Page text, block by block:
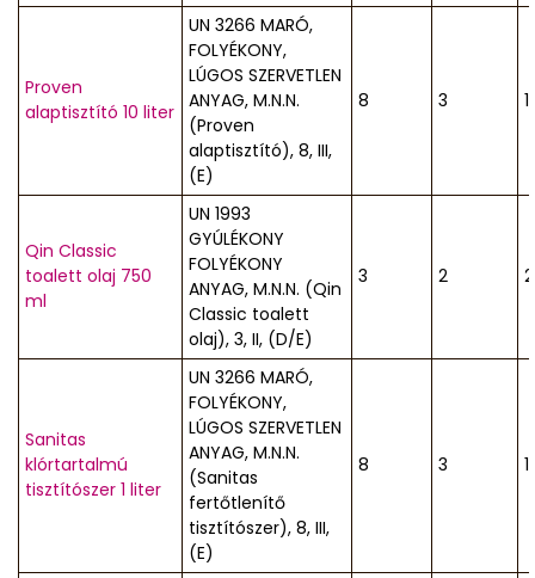
Proven
alaptisztító 10 liter
UN 3266 MARÓ,
FOLYÉKONY,
LÚGOS SZERVETLEN
ANYAG, M.N.N.
(Proven
alaptisztító), 8, III,
(E)
8 3
Qin Classic
toalett olaj 750
ml
UN 1993
GYÚLÉKONY
FOLYÉKONY
ANYAG, M.N.N. (Qin
Classic toalett
olaj), 3, II, (D/E)
3 2
Sanitas
klórtartalmú
tisztítószer 1 liter
UN 3266 MARÓ,
FOLYÉKONY,
LÚGOS SZERVETLEN
ANYAG, M.N.N.
(Sanitas
fertőtlenítő
tisztítószer), 8, III,
(E)
8 3